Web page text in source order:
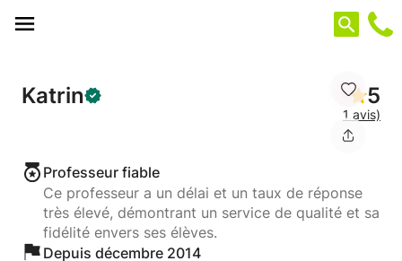
Katrin 5
1 avis)
Professeur fiable
Ce professeur a un délai et un taux de réponse
très élevé, démontrant un service de qualité et sa
fidélité envers ses élèves.
Depuis décembre 2014